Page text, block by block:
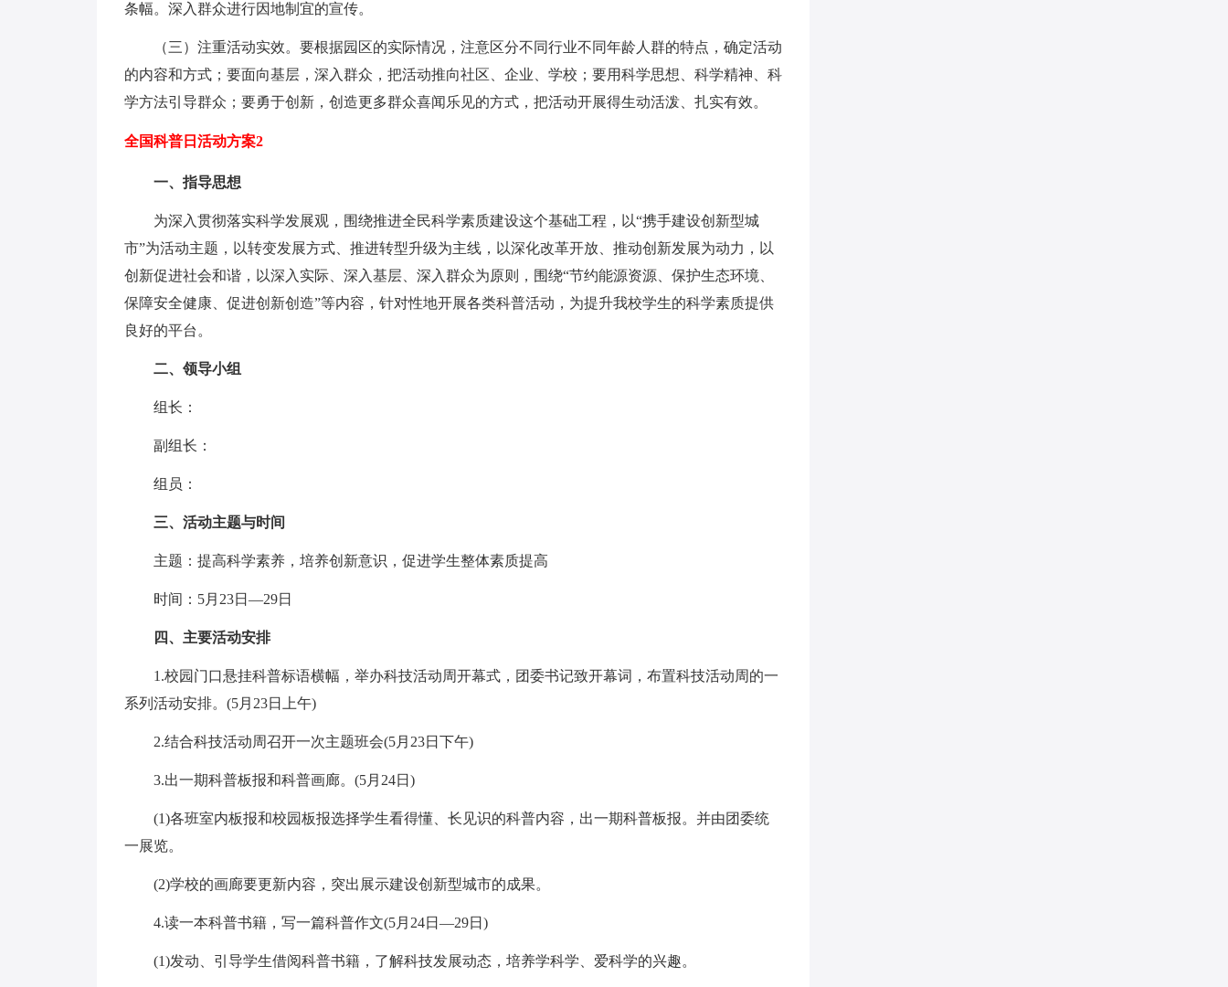
条幅。深入群众进行因地制宜的宣传。
（三）注重活动实效。要根据园区的实际情况，注意区分不同行业不同年龄人群的特点，确定活动
的内容和方式；要面向基层，深入群众，把活动推向社区、企业、学校；要用科学思想、科学精神、科
学方法引导群众；要勇于创新，创造更多群众喜闻乐见的方式，把活动开展得生动活泼、扎实有效。
全国科普日活动方案2
一、指导思想
为深入贯彻落实科学发展观，围绕推进全民科学素质建设这个基础工程，以“携手建设创新型城
市”为活动主题，以转变发展方式、推进转型升级为主线，以深化改革开放、推动创新发展为动力，以
创新促进社会和谐，以深入实际、深入基层、深入群众为原则，围绕“节约能源资源、保护生态环境、
保障安全健康、促进创新创造”等内容，针对性地开展各类科普活动，为提升我校学生的科学素质提供
良好的平台。
二、领导小组
组长：
副组长：
组员：
三、活动主题与时间
主题：提高科学素养，培养创新意识，促进学生整体素质提高
时间：5月23日―29日
四、主要活动安排
1.校园门口悬挂科普标语横幅，举办科技活动周开幕式，团委书记致开幕词，布置科技活动周的一
系列活动安排。(5月23日上午)
2.结合科技活动周召开一次主题班会(5月23日下午)
3.出一期科普板报和科普画廊。(5月24日)
(1)各班室内板报和校园板报选择学生看得懂、长见识的科普内容，出一期科普板报。并由团委统
一展览。
(2)学校的画廊要更新内容，突出展示建设创新型城市的成果。
4.读一本科普书籍，写一篇科普作文(5月24日―29日)
(1)发动、引导学生借阅科普书籍，了解科技发展动态，培养学科学、爱科学的兴趣。